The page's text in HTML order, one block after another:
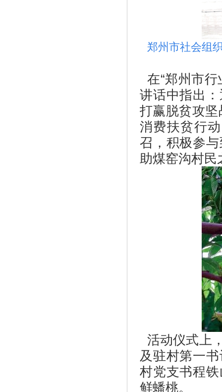
郑州市社会组
在“郑州市
讲话中指出
打赢脱贫攻
消费扶贫行
召，积极参
助煤窑沟村民
活动仪式上
及驻村第一
村党支书程
鲜蟠桃。